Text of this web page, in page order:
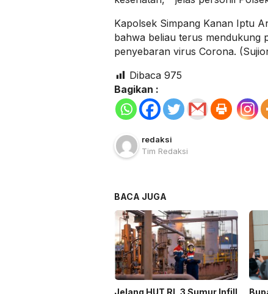
Kapolsek Simpang Kanan Iptu
bahwa beliau terus mendukung
penyebaran virus Corona.
Dibaca 975
Bagikan :
redaksi
Tim Redaksi
BACA JUGA